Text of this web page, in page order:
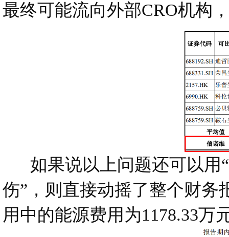
最终可能流向外部CRO机构
如果说以上问题还可以用“
伤”，则直接动摇了整个财务
用中的能源费用为1178.33万